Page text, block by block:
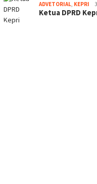
ADVETORIAL, KEPRI
Ketua DPRD